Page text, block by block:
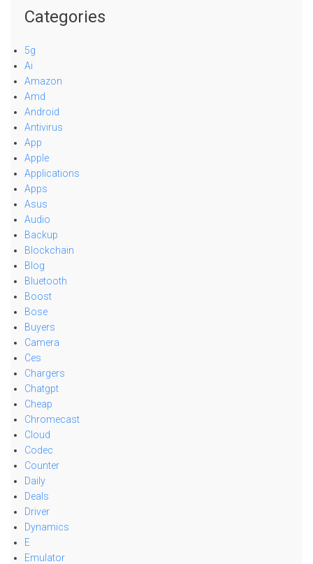
Categories
5g
Ai
Amazon
Amd
Android
Antivirus
App
Apple
Applications
Apps
Asus
Audio
Backup
Blockchain
Blog
Bluetooth
Boost
Bose
Buyers
Camera
Ces
Chargers
Chatgpt
Cheap
Chromecast
Cloud
Codec
Counter
Daily
Deals
Driver
Dynamics
E
Emulator